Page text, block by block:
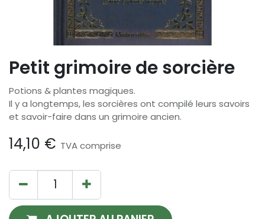
Petit grimoire de sorcière
Potions & plantes magiques.
Il y a longtemps, les sorcières ont compilé leurs savoirs
et savoir-faire dans un grimoire ancien.
14,10 € TVA comprise